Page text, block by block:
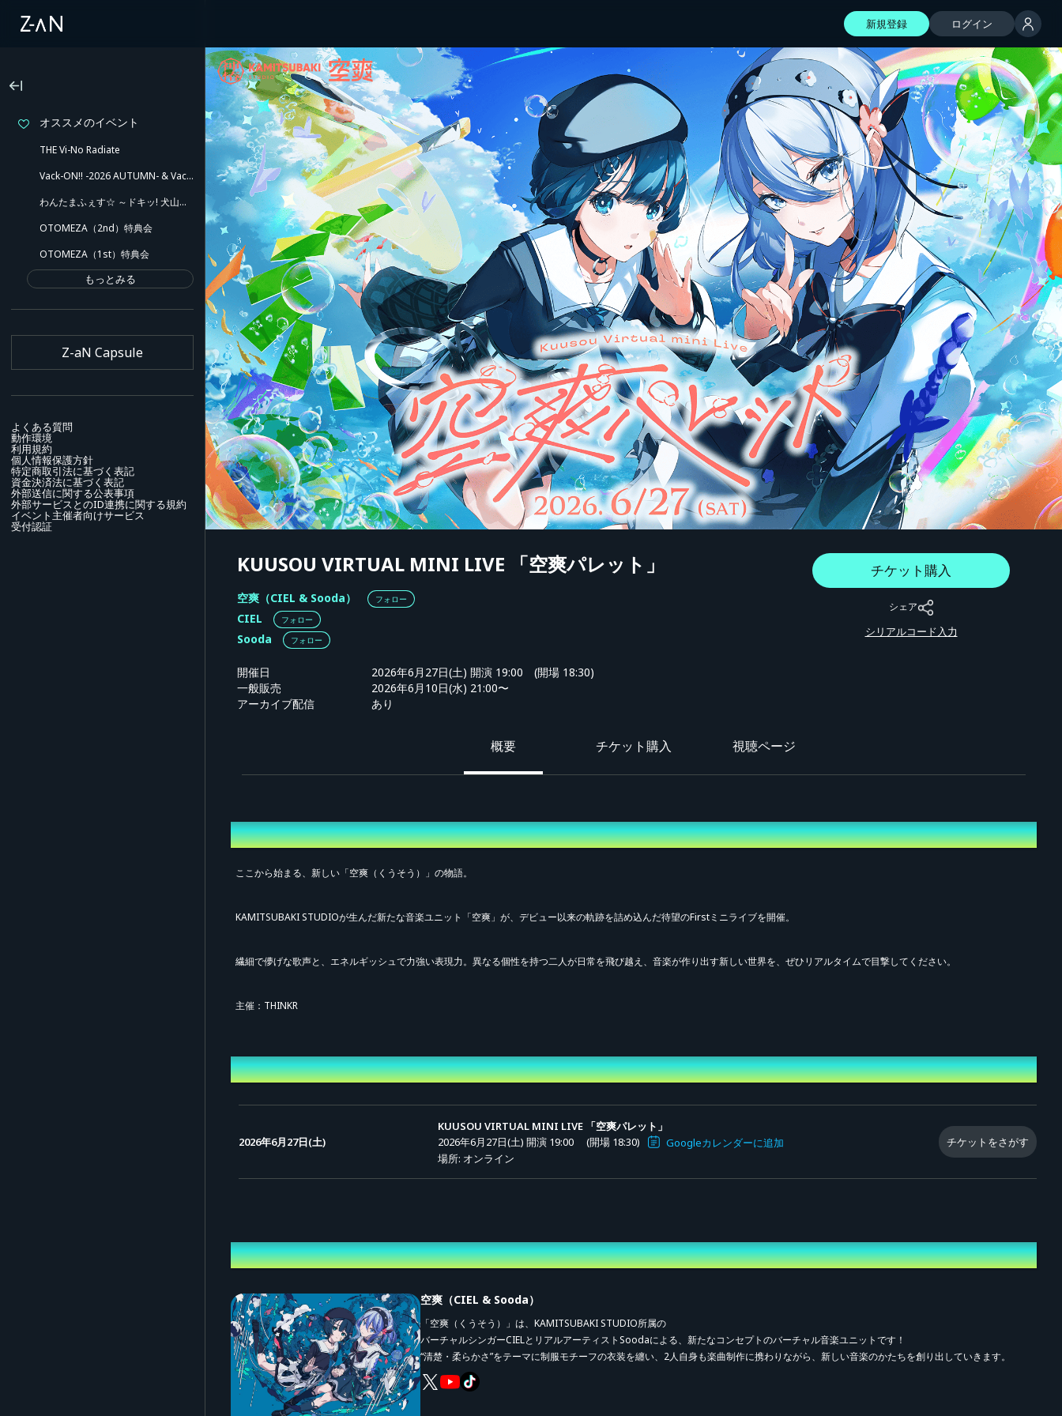
新規登録 ログイン
オススメのイベント
THE Vi-No Radiate
Vack-ON!! -2026 AUTUMN- & Vack-ON!! -Blink side-
わんたまふぇす☆ ～ドキッ! 犬山たまきと愉快な仲間たち!! ポロリもあるよ～
OTOMEZA（2nd）特典会
OTOMEZA（1st）特典会
もっとみる
Z-aN Capsule
よくある質問
動作環境
利用規約
個人情報保護方針
特定商取引法に基づく表記
資金決済法に基づく表記
外部送信に関する公表事項
外部サービスとのID連携に関する規約
イベント主催者向けサービス
受付認証
先行販売 (抽選)
KUUSOU VIRTUAL MINI LIVE 「空爽パレット」
空爽（CIEL & Sooda） フォロー
CIEL フォロー
Sooda フォロー
開催日
2026年6月27日(土) 開演 19:00 (開場 18:30)
一般販売
2026年6月10日(水) 21:00〜
アーカイブ配信
あり
チケット購入
シェア
シリアルコード入力
概要 チケット購入 視聴ページ
概要
ここから始まる、新しい「空爽（くうそう）」の物語。
KAMITSUBAKI STUDIOが生んだ新たな音楽ユニット「空爽」が、デビュー以来の軌跡を詰め込んだ待望のFirstミニライブを開催。
繊細で儚げな歌声と、エネルギッシュで力強い表現力。異なる個性を持つ二人が日常を飛び越え、音楽が作り出す新しい世界を、ぜひリアルタイムで目撃してください。
主催：THINKR
開催日時
2026年6月27日(土)
KUUSOU VIRTUAL MINI LIVE 「空爽パレット」
2026年6月27日(土) 開演 19:00
(開場 18:30)
Googleカレンダーに追加
場所: オンライン
チケットをさがす
出演者
空爽（CIEL & Sooda）
「空爽（くうそう）」は、KAMITSUBAKI STUDIO所属の
バーチャルシンガーCIELとリアルアーティストSoodaによる、新たなコンセプトのバーチャル音楽ユニットです！
“清楚・柔らかさ”をテーマに制服モチーフの衣装を纏い、2人自身も楽曲制作に携わりながら、新しい音楽のかたちを創り出していきます。